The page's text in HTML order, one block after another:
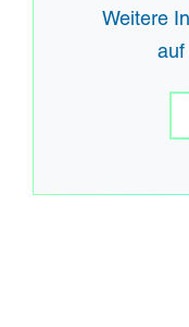
Weitere
auf